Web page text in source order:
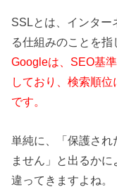
SSLとは、インター
る仕組みのことを指
Googleは、SEO基
しており、検索順
です。
単純に、「保護さ
ません」と出るか
違ってきますよね。